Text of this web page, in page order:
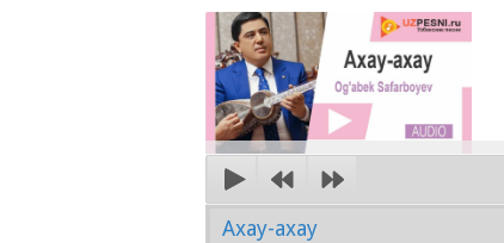
Axay-axay